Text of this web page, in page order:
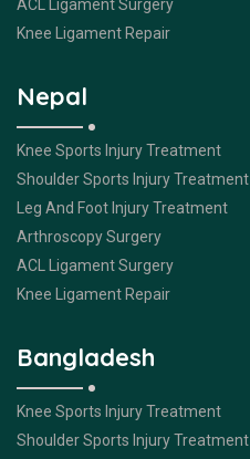
ACL Ligament Surgery
Knee Ligament Repair
Nepal
Knee Sports Injury Treatment
Shoulder Sports Injury Treatment
Leg And Foot Injury Treatment
Arthroscopy Surgery
ACL Ligament Surgery
Knee Ligament Repair
Bangladesh
Knee Sports Injury Treatment
Shoulder Sports Injury Treatment